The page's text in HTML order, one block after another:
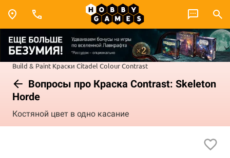
Build & Paint Краски Citadel ColourContrast
Вопросы про Краска Contrast: Skeleton
Horde
Костяной цвет в одно касание